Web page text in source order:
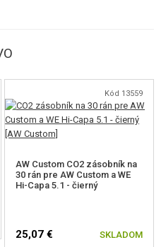
Kód 13559
AW Custom CO2 zásobník na
30 rán pre AW Custom a WE
Hi-Capa 5.1 - čierný
25,07 € SKLADOM